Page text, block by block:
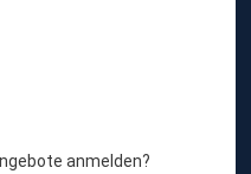
anmelden?